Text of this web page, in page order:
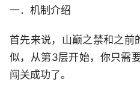
一．机制介绍
首先来说，山巅之禁和之前
似，从第3层开始，你只需
闯关成功了。